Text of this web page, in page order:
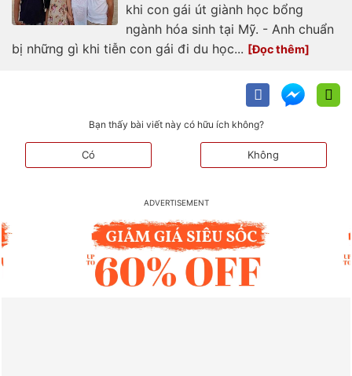
khi con gái út giành học bổng
ngành hóa sinh tại Mỹ. - Anh chuẩn
bị những gì khi tiễn con gái đi du học...
Bạn thấy bài viết này có hữu ích không?
Có Không